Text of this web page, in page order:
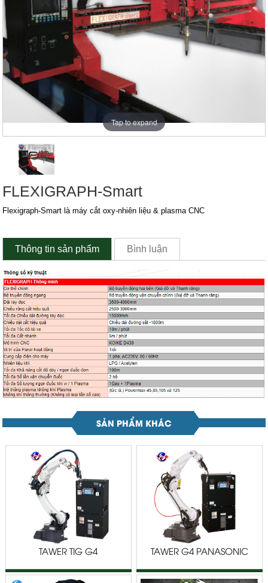
Tap to expand
FLEXIGRAPH-Smart
Flexigraph-Smart là máy cắt oxy-nhiên liệu & plasma CNC
Thông tin sản phẩm Bình luận
SẢN PHẨM KHÁC
TAWER TIG G4
TAWER G4 PANASONIC